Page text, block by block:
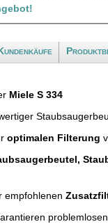
Miele S 334
optimalen Filterung
empfohlenen